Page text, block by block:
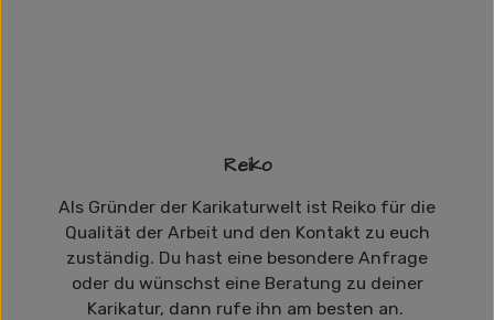
Reiko
Als Gründer der Karikaturwelt ist Reiko für die
Qualität der Arbeit und den Kontakt zu euch
zuständig. Du hast eine besondere Anfrage
oder du wünschst eine Beratung zu deiner
Karikatur, dann rufe ihn am besten an.